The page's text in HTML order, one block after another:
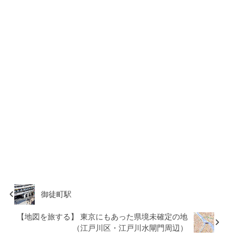
御徒町駅
【地図を旅する】 東京にもあった県境未確定の地
（江戸川区・江戸川水閘門周辺）